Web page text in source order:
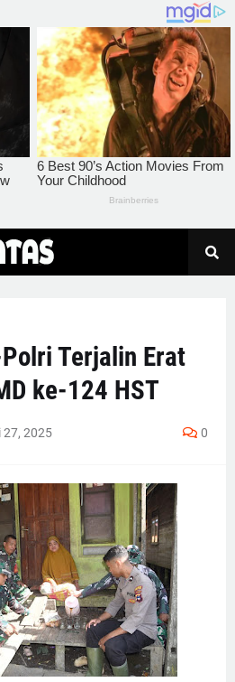
Terjalin Erat
ke-124 HST
27, 2025 0